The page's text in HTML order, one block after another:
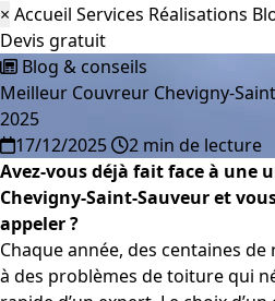
× Accueil Services Réalisations
Devis gratuit
Blog & conseils
Meilleur Couvreur Chevigny-
2025
17/12/2025
2 min de lecture
Avez-vous déjà fait face à une
Chevigny-Saint-Sauveur et
appeler ?
Chaque année, des centaines
à des problèmes de toiture qui